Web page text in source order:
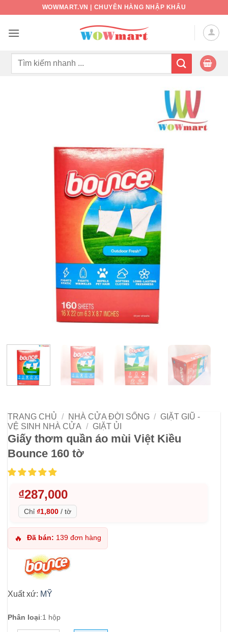
nội
WOWMART.VN | CHUYÊN HÀNG NHẬP KHẨU
Tìm
TRANG CHỦ / NHÀ CỬA ĐỜI SỐNG / GIẶT GIŨ -
VỆ SINH NHÀ CỬA / GIẶT ỦI
Giấy thơm quần áo mùi Việt Kiều
Bounce 160 tờ
₫287,000
Chỉ ₫1,800 / tờ
🔥 Đã bán: 139 đơn hàng
Xuất xứ: MỸ
Phân loại:1 hộp